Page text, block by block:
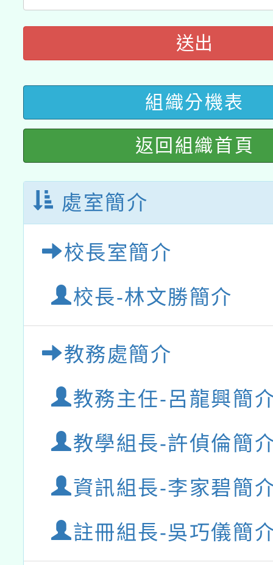
暨閱讀推動專業研習
科技賦能─人工智慧
礎課程
A3數位素養講師名單
「數位內容與教學軟體
pilot」
有關大陸委員會函釋公
薪期間赴陸應申請許可
轉知經濟部水利署委託
業技術研究院辦理「
用水績優單位及節水達
動」
桃園市孔廟祈福系列
開 智慧啟航」
2026年桃園地景藝術
送出
組織分機表
返回組織首頁
處室簡介
校長室簡介
校長-林文勝簡介
教務處簡介
教務主任-呂龍興簡
教學組長-許偵倫簡
資訊組長-李家碧簡
註冊組長-吳巧儀簡